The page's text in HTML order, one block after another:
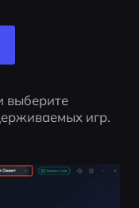
Шаг 2: Откройте приложение и выберите
игр.